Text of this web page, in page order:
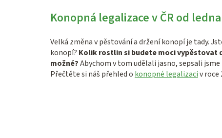
Konopná legalizace v ČR od
Velká změna v pěstování a držení konopí je tady.
konopí? Kolik rostlin si budete moci vypěstovat
možné?Abychom v tom udělali jasno, sepsali
Přečtěte si náš přehled o konopné legalizaciv roce